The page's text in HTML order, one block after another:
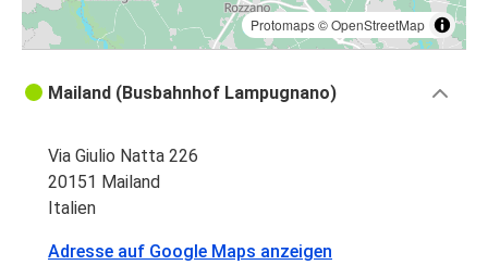
Protomaps©OpenStreetMap
Mailand (Busbahnhof Lampugnano)
Via Giulio Natta 226
20151 Mailand
Italien
Adresse auf Google Maps anzeigen